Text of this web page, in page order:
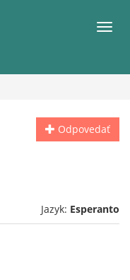
Odpovedať
Jazyk: Esperanto